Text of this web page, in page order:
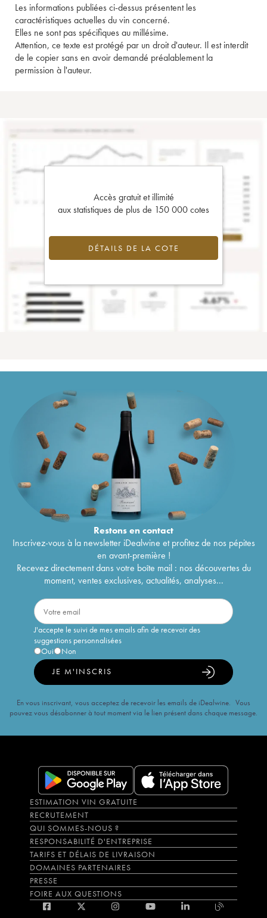
Les informations publiées ci-dessus présentent les
caractéristiques actuelles du vin concerné.
Elles ne sont pas spécifiques au millésime.
Attention, ce texte est protégé par un droit d'auteur. Il est interdit
de le copier sans en avoir demandé préalablement la
permission à l'auteur.
Accès gratuit et illimité
aux statistiques de plus de 150 000 cotes
DÉTAILS DE LA COTE
Restons encontact
Inscrivez-vous à la newsletter iDealwine et profitez de nos pépites
en avant-première !
Recevez directement dans votre boîte mail : nos découvertes du
moment, ventes exclusives, actualités, analyses...
J'accepte le suivi de mes emails afin de recevoir des
suggestions personnalisées
Oui
Non
JE M'INSCRIS
En vous inscrivant, vous acceptez de recevoir les emails de iDealwine. Vous
pouvez vous désabonner à tout moment via le lien présent dans chaque message.
ESTIMATION VIN GRATUITE
RECRUTEMENT
QUI SOMMES-NOUS ?
RESPONSABILITÉ D'ENTREPRISE
TARIFS ET DÉLAIS DE LIVRAISON
DOMAINES PARTENAIRES
PRESSE
FOIRE AUX QUESTIONS